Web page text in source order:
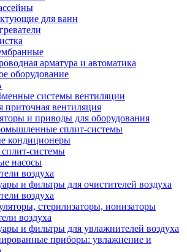
для ванн
арматура и автоматика
оборудование
системы вентиляции
приточная вентиляция
и приводы для оборудования
сплит-системы
кондиционеры
системы
насосы
воздуха
и фильтры для очистителей воздуха
воздуха
стерилизаторы, ионизаторы
воздуха
и фильтры для увлажнителей воздуха
приборы: увлажнение и